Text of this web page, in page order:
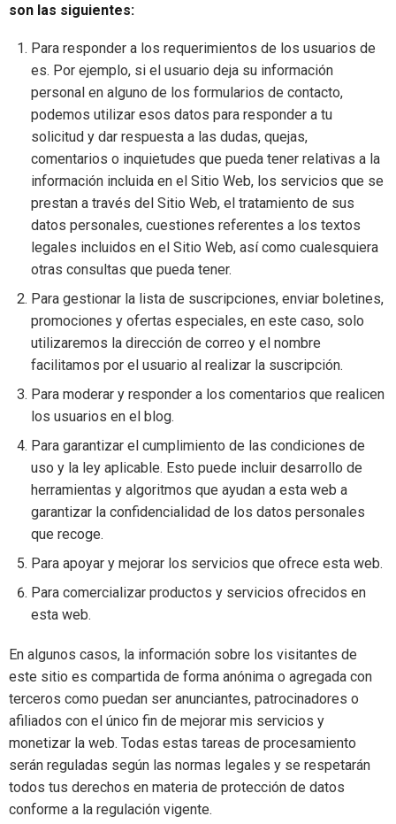
son las siguientes:
Para responder a los requerimientos de los usuarios de
es. Por ejemplo, si el usuario deja su información
personal en alguno de los formularios de contacto,
podemos utilizar esos datos para responder a tu
solicitud y dar respuesta a las dudas, quejas,
comentarios o inquietudes que pueda tener relativas a la
información incluida en el Sitio Web, los servicios que se
prestan a través del Sitio Web, el tratamiento de sus
datos personales, cuestiones referentes a los textos
legales incluidos en el Sitio Web, así como cualesquiera
otras consultas que pueda tener.
Para gestionar la lista de suscripciones, enviar boletines,
promociones y ofertas especiales, en este caso, solo
utilizaremos la dirección de correo y el nombre
facilitamos por el usuario al realizar la suscripción.
Para moderar y responder a los comentarios que realicen
los usuarios en el blog.
Para garantizar el cumplimiento de las condiciones de
uso y la ley aplicable. Esto puede incluir desarrollo de
herramientas y algoritmos que ayudan a esta web a
garantizar la confidencialidad de los datos personales
que recoge.
Para apoyar y mejorar los servicios que ofrece esta web.
Para comercializar productos y servicios ofrecidos en
esta web.
En algunos casos, la información sobre los visitantes de
este sitio es compartida de forma anónima o agregada con
terceros como puedan ser anunciantes, patrocinadores o
afiliados con el único fin de mejorar mis servicios y
monetizar la web. Todas estas tareas de procesamiento
serán reguladas según las normas legales y se respetarán
todos tus derechos en materia de protección de datos
conforme a la regulación vigente.